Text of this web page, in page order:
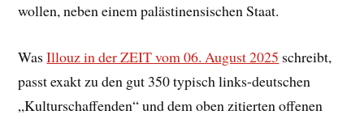
wollen, neben einem palästinensischen Staat.
WasIllouz in der ZEIT vom 06. August 2025 schreibt,
passt exakt zu den gut 350 typisch links-deutschen
„Kulturschaffenden“ und dem oben zitierten offenen